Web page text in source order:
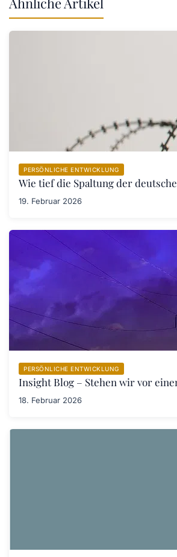
PERSÖNLICHE ENTWICKLUNG
Wie tief die Spaltung der
19. Februar 2026
PERSÖNLICHE ENTWICKLUNG
Insight Blog – Stehen wir vor
18. Februar 2026